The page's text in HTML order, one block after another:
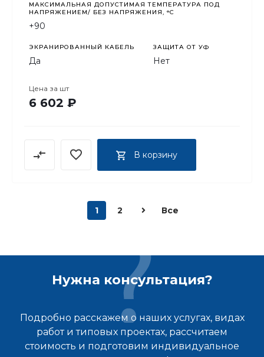
МАКСИМАЛЬНАЯ ДОПУСТИМАЯ ТЕМПЕРАТУРА ПОД
НАПРЯЖЕНИЕМ/ БЕЗ НАПРЯЖЕНИЯ, °C
+90
ЭКРАНИРОВАННЫЙ КАБЕЛЬ
Да
ЗАЩИТА ОТ УФ
Нет
Цена за шт
6 602 ₽
В корзину
1 2 Все
Нужна консультация?
Подробно расскажем о наших услугах, видах
работ и типовых проектах, рассчитаем
стоимость и подготовим индивидуальное